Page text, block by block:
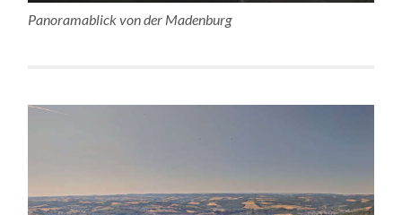
Panoramablick von der Madenburg